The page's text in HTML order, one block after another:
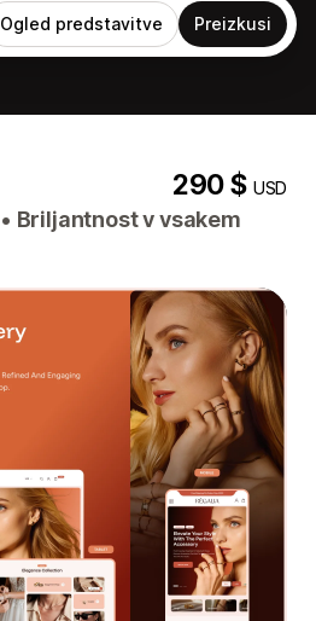
Ogled predstavitve Preizkusi
290 $USD
• Briljantnost v vsakem